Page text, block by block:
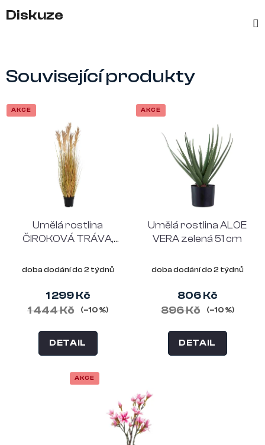
Diskuze
Související produkty
AKCE
Umělá rostlina
ČIROKOVÁ TRÁVA,
doba dodání do 2 týdnů
1 299 Kč
1 444 Kč
(–10 %)
DETAIL
AKCE
Umělá rostlina ALOE
VERA zelená 51 cm
doba dodání do 2 týdnů
806 Kč
896 Kč
(–10 %)
DETAIL
AKCE